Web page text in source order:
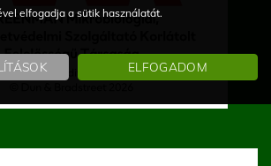
elfogadja a sütik használatát.
ELFOGADOM